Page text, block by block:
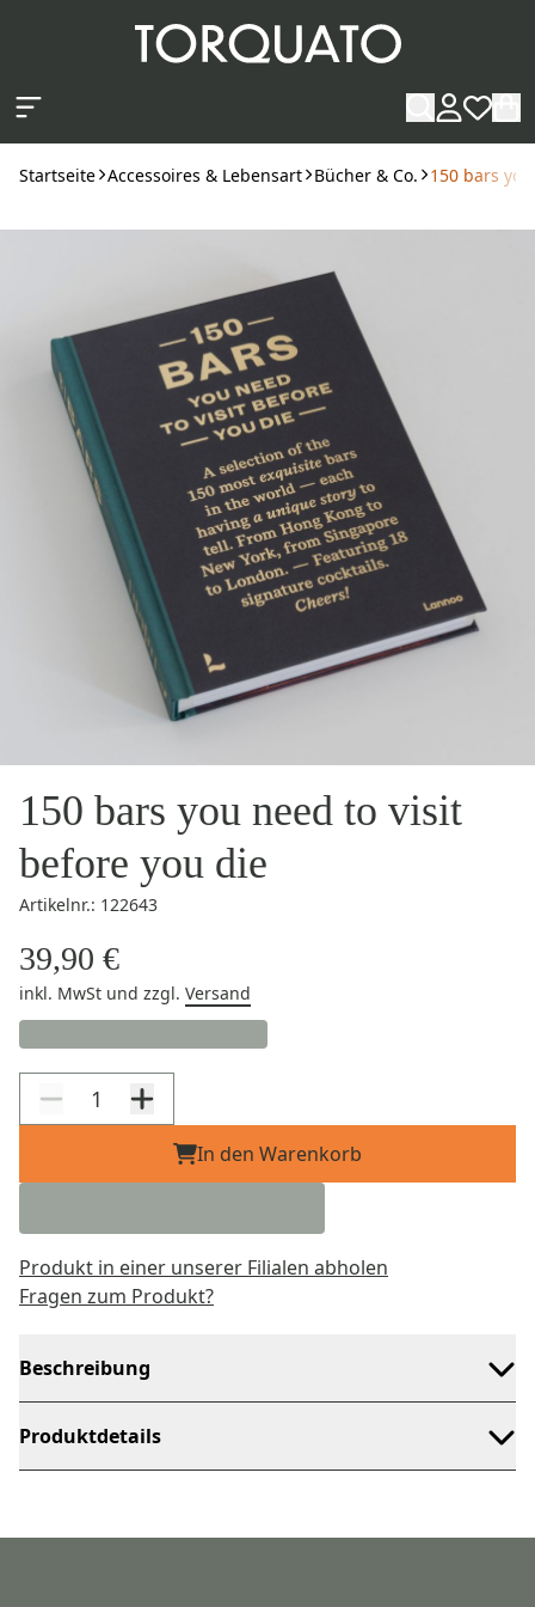
Startseite Accessoires & Lebensart Bücher & Co. 150 bars
150 bars you need to visit
before you die
Artikelnr.: 122643
39,90 €
inkl. MwSt und zzgl. Versand
In den Warenkorb
Produkt in einer unserer Filialen abholen
Fragen zum Produkt?
Beschreibung
Produktdetails